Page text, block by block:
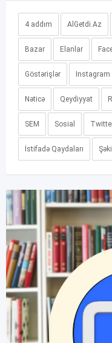
4 addım AlGetdi.Az
Bazar Elanlar
Göstərişlər Instagram
Nəticə Qeydiyyat
SEM Sosial
İstifadə Qaydaları